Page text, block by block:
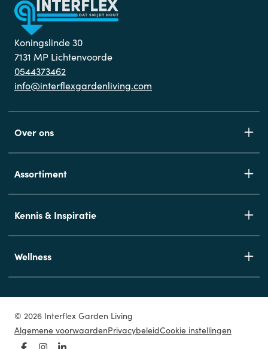
Koningslinde 30
7131 MP Lichtenvoorde
0544373462
info@interflexgardenliving.com
Over ons
Assortiment
Kennis & Inspiratie
Wellness
© 2026 Interflex Garden Living
Algemene voorwaardenPrivacybeleidCookie instellingen